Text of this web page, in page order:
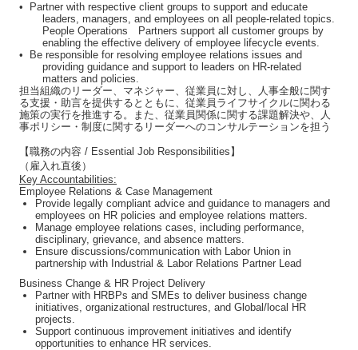
•
Partner with respective client groups to support and educate
leaders, managers, and employees on all people-related topics.
People Operations Partners support all customer groups by
enabling the effective delivery of employee lifecycle events.
•
Be responsible for resolving employee relations issues and
providing guidance and support to leaders on HR-related
matters and policies.
担当組織のリーダー、マネジャー、従業員に対し、人事全般に関す
る支援・助言を提供するとともに、従業員ライフサイクルに関わる
施策の実行を推進する。また、従業員関係に関する課題解決や、人
事ポリシー・制度に関するリーダーへのコンサルテーションを担う
【職務の内容 / Essential Job Responsibilities】
（雇入れ直後）
Key Accountabilities:
Employee Relations & Case Management
Provide legally compliant advice and guidance to managers and
employees on HR policies and employee relations matters.
Manage employee relations cases, including performance,
disciplinary, grievance, and absence matters.
Ensure discussions/communication with Labor Union in
partnership with Industrial & Labor Relations Partner Lead
Business Change & HR Project Delivery
Partner with HRBPs and SMEs to deliver business change
initiatives, organizational restructures, and Global/ local HR
projects.
Support continuous improvement initiatives and identify
opportunities to enhance HR services.